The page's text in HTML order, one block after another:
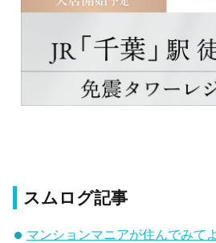
スムログ記事
マンションマニアが住んでみて